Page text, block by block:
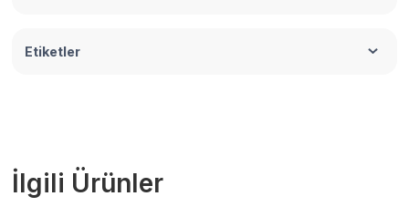
Etiketler
İlgili Ürünler